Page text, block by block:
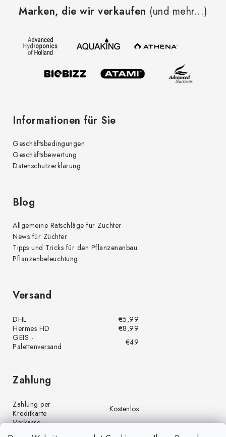
Marken, die wir verkaufen (und mehr...)
Informationen für Sie
Geschäftsbedingungen
Geschäftsbewertung
Datenschutzerklärung
Blog
Allgemeine Ratschläge für Züchter
News für Züchter
Tipps und Tricks für den Pflanzenanbau
Pflanzenbeleuchtung
Versand
DHL
€5,99
Hermes HD
€8,99
GEIS -
Palettenversand
€49
Zahlung
Zahlung per
Kreditkarte
Kostenlos
Vorkasse